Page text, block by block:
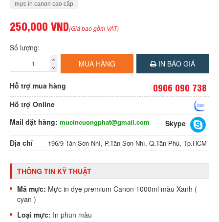
mực in canon cao cấp
250,000 VND(Giá bao gồm VAT)
Số lượng:
MUA HÀNG
IN BÁO GIÁ
Hỗ trợ mua hàng 0906 090 738
Hỗ trợ Online
Mail đặt hàng: mucincuongphat@gmail.com
Skype
Địa chỉ
196/9 Tân Sơn Nhì, P.Tân Sơn Nhì, Q.Tân Phú, Tp.HCM
THÔNG TIN KỸ THUẬT
Mã mực: Mực in dye premium Canon 1000ml màu Xanh (
cyan )
Loại mực: In phun màu